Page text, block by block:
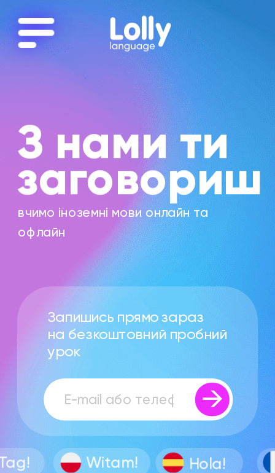
Witam! Hola!
З нами ти
заговориш
вчимо іноземні мови онлайн та
офлайн
Запишись прямо зараз
на безкоштовний пробний
урок